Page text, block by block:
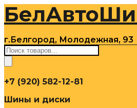
Перейти
содержимому
г.Белгород, Молодежная, 93
Поиск
товаров
+7 (920) 582-12-81
Шины и диски